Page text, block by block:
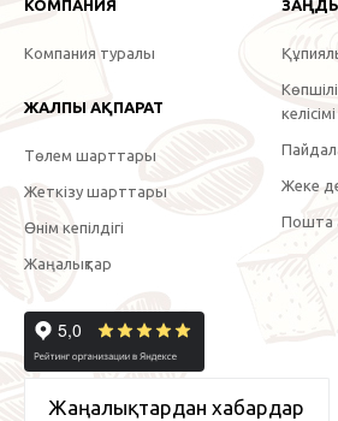
КОМПАНИЯ
Компания туралы
ЖАЛПЫ АҚПАРАТ
Төлем шарттары
Жеткізу шарттары
Өнім кепілдігі
Жаңалықтар
келісімі
Жеке
Пошта
Жаңалықтардан хабардар